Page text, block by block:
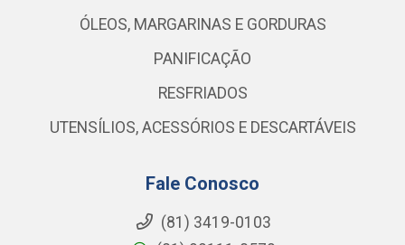
ÓLEOS, MARGARINAS E GORDURAS
PANIFICAÇÃO
RESFRIADOS
UTENSÍLIOS, ACESSÓRIOS E DESCARTÁVEIS
Fale Conosco
(81) 3419-0103